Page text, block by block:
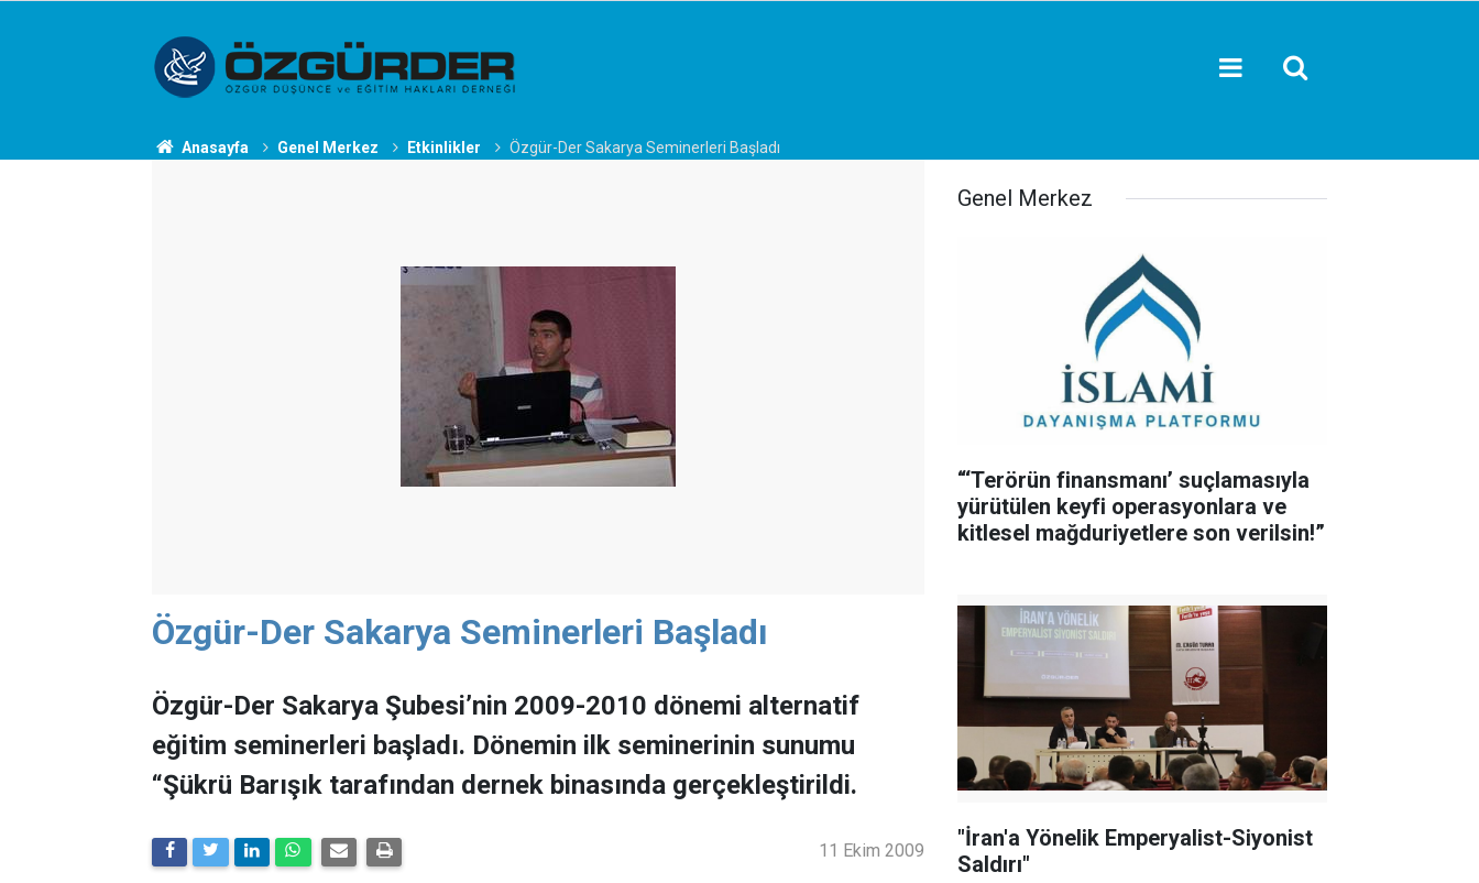
Anasayfa Genel Merkez Etkinlikler Özgür-Der Sakarya Seminerleri Başladı
Özgür-Der Sakarya Seminerleri Başladı
Özgür-Der Sakarya Şubesi’nin 2009-2010 dönemi alternatif
eğitim seminerleri başladı. Dönemin ilk seminerinin sunumu
“Şükrü Barışık tarafından dernek binasında gerçekleştirildi.
11 Ekim 2009
Genel Merkez
“‘Terörün finansmanı’ suçlamasıyla
yürütülen keyfi operasyonlara ve
kitlesel mağduriyetlere son verilsin!”
"İran'a Yönelik Emperyalist-Siyonist
Saldırı"